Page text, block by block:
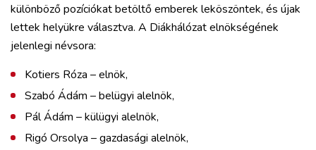
különböző pozíciókat betöltő emberek leköszöntek, és újak
lettek helyükre választva. A Diákhálózat elnökségének
jelenlegi névsora:
Kotiers Róza – elnök,
Szabó Ádám – belügyi alelnök,
Pál Ádám – külügyi alelnök,
Rigó Orsolya – gazdasági alelnök,